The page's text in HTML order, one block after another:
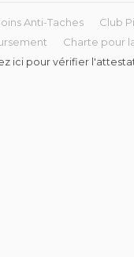
Anti-Taches Club
Charte pour
ici pour vérifier